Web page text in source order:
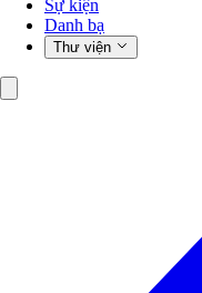
Sự kiện
Danh bạ
Thư viện